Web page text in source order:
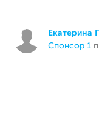
Екатерина
спонсор 1